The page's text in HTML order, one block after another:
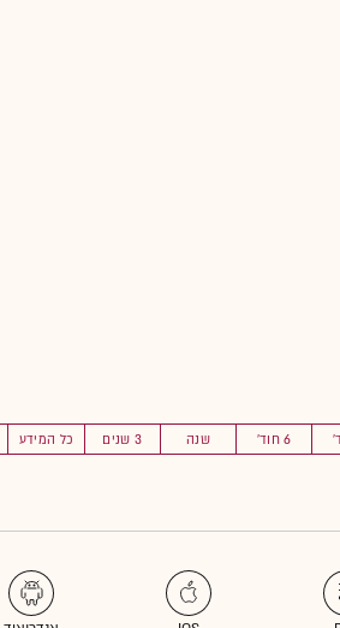
6 חוד' שנה 3 שנים כל המידע